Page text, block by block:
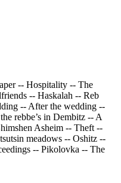
-- Hospitality -- The
-- Haskalah -- Reb
-- After the wedding --
rebbe’s in Dembitz -- A
Asheim -- Theft --
meadows -- Oshitz --
-- Pikolovka -- The